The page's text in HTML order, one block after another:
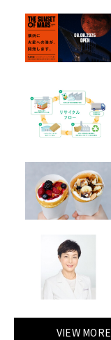
VIEW MORE